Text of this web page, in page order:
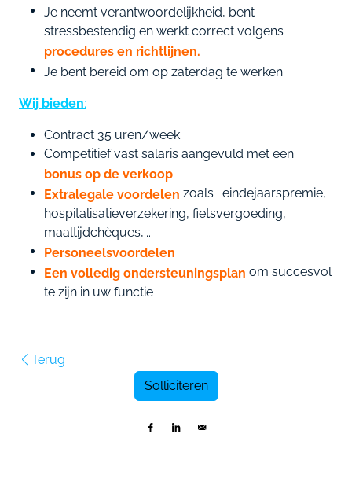
Je neemt verantwoordelijkheid, bent
stressbestendig en werkt correct volgens
procedures en richtlijnen.
Je bent bereid om op zaterdag te werken.
Wij bieden:
Contract 35 uren/week
Competitief vast salaris aangevuld met een
bonus op de verkoop
Extralegale voordelen zoals : eindejaarspremie,
hospitalisatieverzekering, fietsvergoeding,
maaltijdchèques,...
Personeelsvoordelen
Een volledig ondersteuningsplan om succesvol
te zijn in uw functie
Terug
Solliciteren
Delen op Facebook
Delen op LinkedIn
Versturen per e-mail